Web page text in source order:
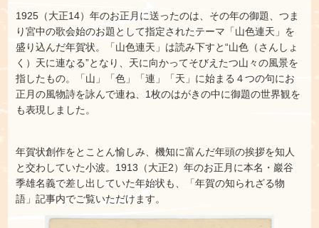
1925（大正14）年のお正月に送ったのは、その年の御題、つま
り宮中の歌会始のお題として指定されたテーマ「山色連天」を
盛り込んだ年賀状。「山色連天」は読み下すと“山色（さんしょ
く）天に連なる”となり、天に向かってそびえたつ山々の風景を
指したもの。「山」「色」「連」「天」に始まる４つの句にお
正月の風物詩を詠んで連ね、1枚のはがきの中に御題の世界観を
も表現しました。
年賀状創作をとことん愉しみ、機知に富んだ年頭の挨拶を知人
と交わしていた小波。1913（大正2）年のお正月に本名・巖谷
季雄名義で差し出していた年始状も、「年賀の知られざる物
語」記事内でご覧いただけます。